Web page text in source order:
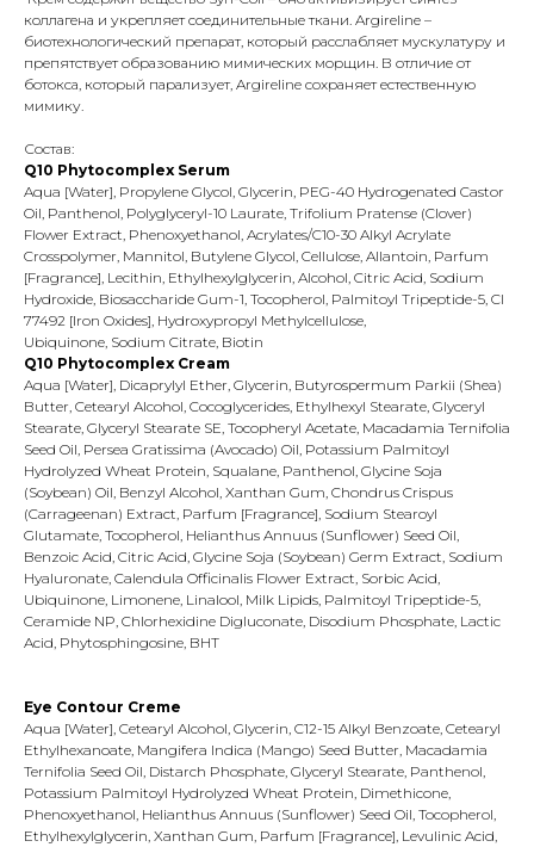
коллагена и укрепляет соединительные ткани. Argireline –
биотехнологический препарат, который расслабляет мускулатуру и
препятствует образованию мимических морщин. В отличие от
ботокса, который парализует, Argireline сохраняет естественную
мимику.
Состав:
Q10 Phytocomplex Serum
Aqua [Water], Propylene Glycol, Glycerin, PEG-40 Hydrogenated Castor
Oil, Panthenol, Polyglyceryl-10 Laurate, Trifolium Pratense (Clover)
Flower Extract, Phenoxyethanol, Acrylates/C10-30 Alkyl Acrylate
Crosspolymer, Mannitol, Butylene Glycol, Cellulose, Allantoin, Parfum
[Fragrance], Lecithin, Ethylhexylglycerin, Alcohol, Citric Acid, Sodium
Hydroxide, Biosaccharide Gum-1, Tocopherol, Palmitoyl Tripeptide-5, CI
77492 [Iron Oxides], Hydroxypropyl Methylcellulose,
Ubiquinone, Sodium Citrate, Biotin
Q10 Phytocomplex Cream
Aqua [Water], Dicaprylyl Ether, Glycerin, Butyrospermum Parkii (Shea)
Butter, Cetearyl Alcohol, Cocoglycerides, Ethylhexyl Stearate, Glyceryl
Stearate, Glyceryl Stearate SE, Tocopheryl Acetate, Macadamia Ternifolia
Seed Oil, Persea Gratissima (Avocado) Oil, Potassium Palmitoyl
Hydrolyzed Wheat Protein, Squalane, Panthenol, Glycine Soja
(Soybean) Oil, Benzyl Alcohol, Xanthan Gum, Chondrus Crispus
(Carrageenan) Extract, Parfum [Fragrance], Sodium Stearoyl
Glutamate, Tocopherol, Helianthus Annuus (Sunflower) Seed Oil,
Benzoic Acid, Citric Acid, Glycine Soja (Soybean) Germ Extract, Sodium
Hyaluronate, Calendula Officinalis Flower Extract, Sorbic Acid,
Ubiquinone, Limonene, Linalool, Milk Lipids, Palmitoyl Tripeptide-5,
Ceramide NP, Chlorhexidine Digluconate, Disodium Phosphate, Lactic
Acid, Phytosphingosine, BHT
Eye Contour Creme
Aqua [Water], Cetearyl Alcohol, Glycerin, C12-15 Alkyl Benzoate, Cetearyl
Ethylhexanoate, Mangifera Indica (Mango) Seed Butter, Macadamia
Ternifolia Seed Oil, Distarch Phosphate, Glyceryl Stearate, Panthenol,
Potassium Palmitoyl Hydrolyzed Wheat Protein, Dimethicone,
Phenoxyethanol, Helianthus Annuus (Sunflower) Seed Oil, Tocopherol,
Ethylhexylglycerin, Xanthan Gum, Parfum [Fragrance], Levulinic Acid,